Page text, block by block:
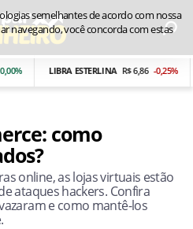
LIBRA ESTERLINA R$ 6,86 -0,25%
como
online, as lojas virtuais estão
ataques hackers. Confira
e como mantê-los
semelhantes de acordo com nossa
navegando, você concorda com estas